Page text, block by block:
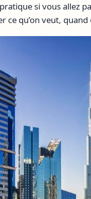
si vous allez
ce qu’on veut,